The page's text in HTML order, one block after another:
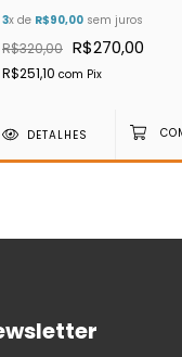
3x de R$90,00 sem juros
R$320,00 R$270,00
R$251,10 com Pix
DETALHES